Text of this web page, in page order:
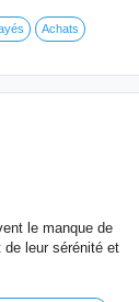
Achats
le manque de
leur sérénité et